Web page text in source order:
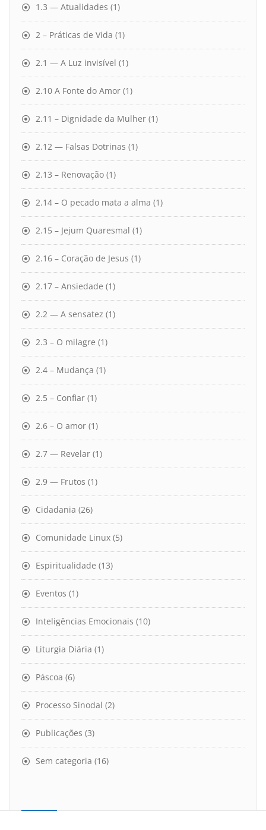
1.3 — Atualidades (1)
2 – Práticas de Vida (1)
2.1 — A Luz invisível (1)
2.10 A Fonte do Amor (1)
2.11 – Dignidade da Mulher (1)
2.12 — Falsas Dotrinas (1)
2.13 – Renovação (1)
2.14 – O pecado mata a alma (1)
2.15 – Jejum Quaresmal (1)
2.16 – Coração de Jesus (1)
2.17 – Ansiedade (1)
2.2 — A sensatez (1)
2.3 – O milagre (1)
2.4 – Mudança (1)
2.5 – Confiar (1)
2.6 – O amor (1)
2.7 — Revelar (1)
2.9 — Frutos (1)
Cidadania (26)
Comunidade Linux (5)
Espiritualidade (13)
Eventos (1)
Inteligências Emocionais (10)
Liturgia Diária (1)
Páscoa (6)
Processo Sinodal (2)
Publicações (3)
Sem categoria (16)